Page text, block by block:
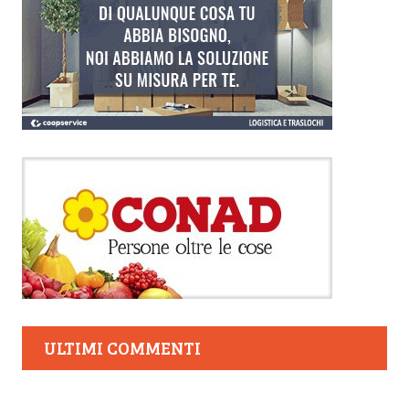
ULTIMI COMMENTI